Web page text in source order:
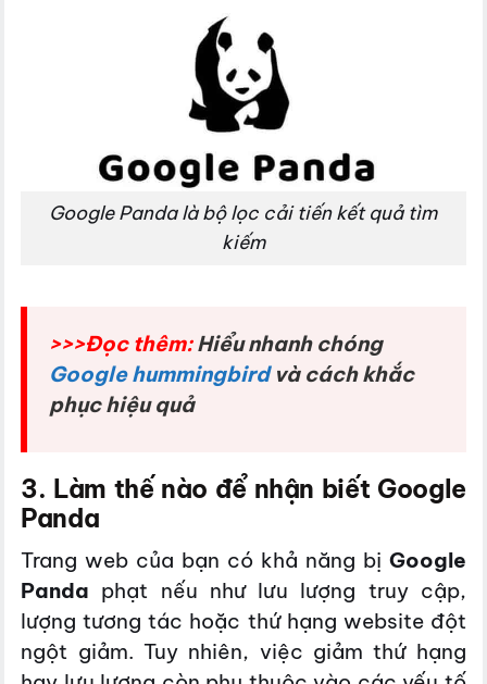
Google Panda là bộ lọc cải tiến kết quả tìm
kiếm
>>>Đọc thêm:Hiểu nhanh chóng
Google hummingbirdvà cách khắc
phục hiệu quả
3. Làm thế nào để nhận biết Google
Panda
Trang web của bạn có khả năng bị Google
Panda phạt nếu như lưu lượng truy cập,
lượng tương tác hoặc thứ hạng website đột
ngột giảm. Tuy nhiên, việc giảm thứ hạng